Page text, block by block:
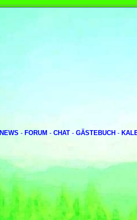
NEWS - FORUM - CHAT - GÄSTEBUCH -